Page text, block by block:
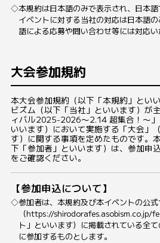
本規約は日本語のみで表示され、日本
イベントに対する当社の対応は日本語
語による応募や問い合わせ等には対応い
大会参加規約
本大会参加規約（以下「本規約」とい
ビズム（以下「当社」といいます）が
ィバル2025-2026〜2.14 超集合！〜
いいます）において実施する「大会」
す）に関する事項を定めたものです。
下「参加者」といいます）は、参加申
をご確認ください。
【参加申込について】
参加者は、本規約及び本イベントの公式
（https://shirodorafes.asobism.co.jp/
ト」といいます）に掲載されている全
に参加するものとします。